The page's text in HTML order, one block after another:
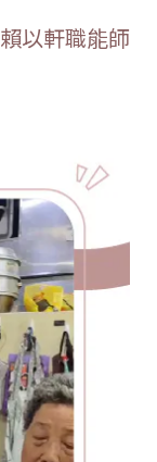
賴以軒職能師